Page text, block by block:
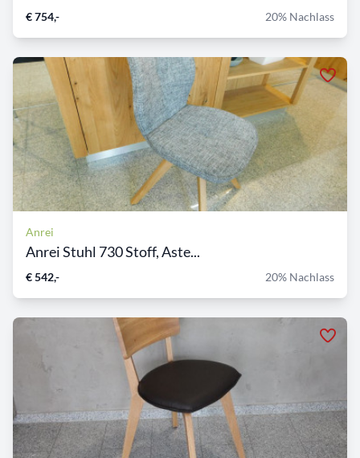
€ 754,- 20% Nachlass
Anrei
Anrei Stuhl 730 Stoff, Aste...
€ 542,- 20% Nachlass